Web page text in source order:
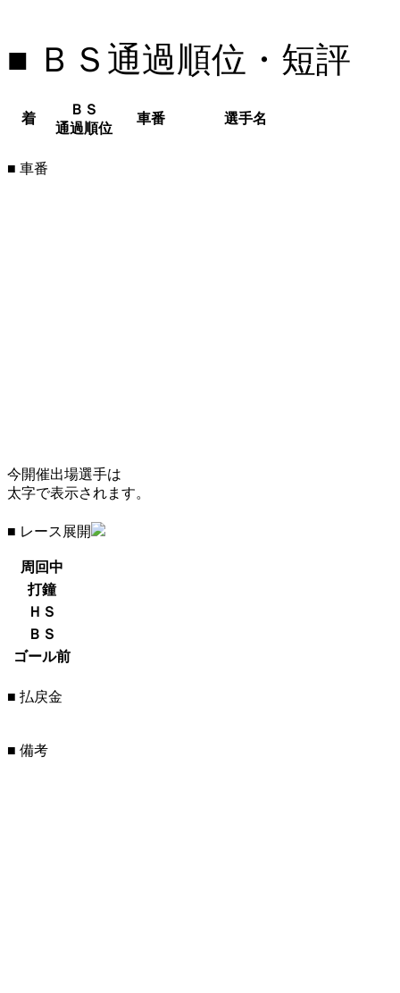
■ ＢＳ通過順位・短評
着
ＢＳ
通過順位
車番 選手名
■ 車番
今開催出場選手は
太字で表示されます。
■ レース展開
周回中
打鐘
ＨＳ
ＢＳ
ゴール前
■ 払戻金
■ 備考